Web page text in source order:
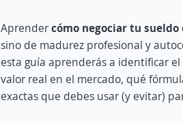
Aprendercómo negociar tu
sino de madurez profesional y
esta guía aprenderás a identificar
valor real en el mercado, qué
exactas que debes usar (y evitar)